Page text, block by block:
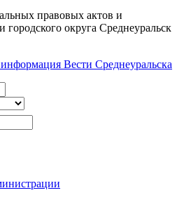
правовых актов и
округа Среднеуральск
Вести Среднеуральска